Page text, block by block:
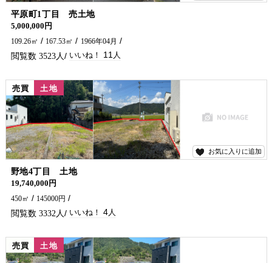
平原町1丁目 売土地
5,000,000円
109.26㎡
167.53㎡ 1966年04月
3523 11
売買 土地
お気に入りに追加
野地4丁目 土地
19,740,000円
450㎡
145000円
3332 4
売買
値下げ 土地